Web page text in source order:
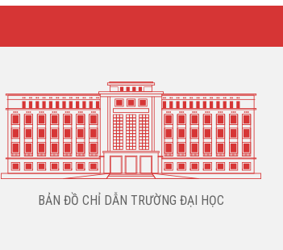
BẢN ĐỒ CHỈ DẪN TRƯỜNG ĐẠI HỌC